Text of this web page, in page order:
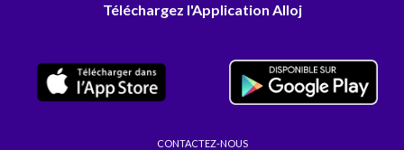
Téléchargez l'Application Alloj
CONTACTEZ-NOUS